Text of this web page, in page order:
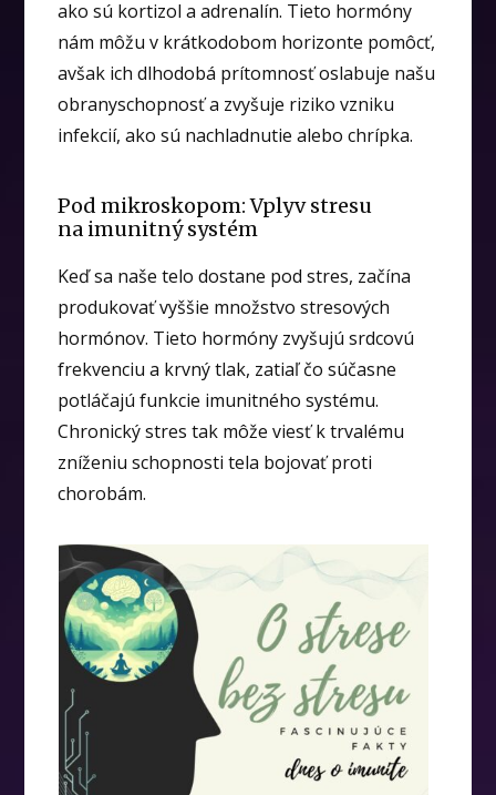
ako sú kortizol a adrenalín. Tieto hormóny
nám môžu v krátkodobom horizonte pomôcť,
avšak ich dlhodobá prítomnosť oslabuje našu
obranyschopnosť a zvyšuje riziko vzniku
infekcií, ako sú nachladnutie alebo chrípka.
Pod mikroskopom: Vplyv stresu
na imunitný systém
Keď sa naše telo dostane pod stres, začína
produkovať vyššie množstvo stresových
hormónov. Tieto hormóny zvyšujú srdcovú
frekvenciu a krvný tlak, zatiaľ čo súčasne
potláčajú funkcie imunitného systému.
Chronický stres tak môže viesť k trvalému
zníženiu schopnosti tela bojovať proti
chorobám.